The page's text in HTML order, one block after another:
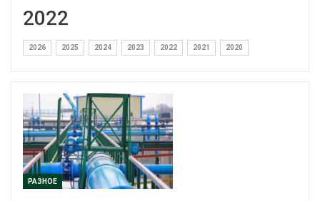
2022
2026 2025 2024 2023 2022 2021 2020
РАЗНОЕ